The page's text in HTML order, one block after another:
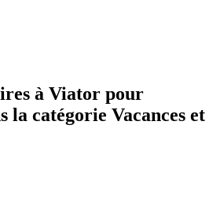
à Viator pour
la catégorie Vacances et